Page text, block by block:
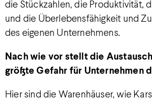
die Stückzahlen, die Produktivität,
und die Überlebensfähigkeit und
des eigenen Unternehmens.
Nach wie vor stellt die
größte Gefahr für Unternehmen
Hier sind die Warenhäuser, wie